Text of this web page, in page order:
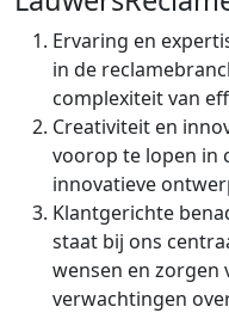
Ervaring en
in de
complexiteit van
Creativiteit en
voorop te lopen in
innovatieve
Klantgerichte
staat bij ons
wensen en zorgen
verwachtingen